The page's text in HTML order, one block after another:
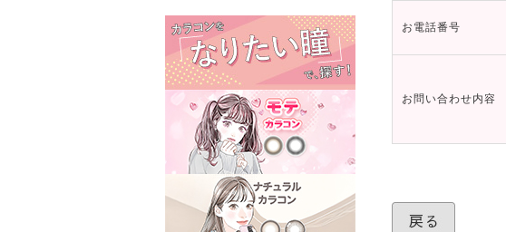
お電話番号
お問い合わせ内容